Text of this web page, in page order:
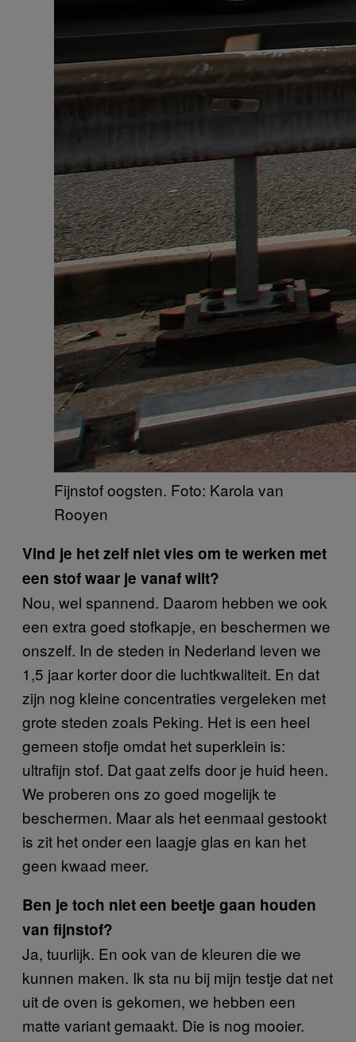
Fijnstof oogsten. Foto: Karola van
Rooyen
Vind je het zelf niet vies om te werken met
een stof waar je vanaf wilt?
Nou, wel spannend. Daarom hebben we ook
een extra goed stofkapje, en beschermen we
onszelf. In de steden in Nederland leven we
1,5 jaar korter door die luchtkwaliteit. En dat
zijn nog kleine concentraties vergeleken met
grote steden zoals Peking. Het is een heel
gemeen stofje omdat het superklein is:
ultrafijn stof. Dat gaat zelfs door je huid heen.
We proberen ons zo goed mogelijk te
beschermen. Maar als het eenmaal gestookt
is zit het onder een laagje glas en kan het
geen kwaad meer.
Ben je toch niet een beetje gaan houden
van fijnstof?
Ja, tuurlijk. En ook van de kleuren die we
kunnen maken. Ik sta nu bij mijn testje dat net
uit de oven is gekomen, we hebben een
matte variant gemaakt. Die is nog mooier.